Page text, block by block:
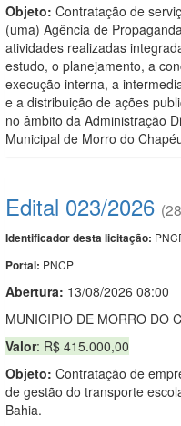
Objeto: Contratação de
(uma) Agência de
atividades realizadas
estudo, o planejamento, a
execução interna, a
e a distribuição de ações
no âmbito da Administração
Municipal de Morro do
Edital 023/2026
Identificador desta licitação:
Portal: PNCP
Abertura: 13/08/2026 08:00
MUNICIPIO DE MORRO DO
Valor: R$ 415.000,00
Objeto: Contratação de
de gestão do transporte
Bahia.